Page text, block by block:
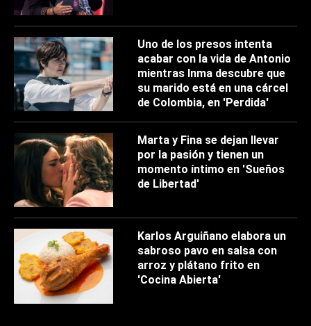
Uno de los presos intenta
acabar con la vida de Antonio
mientras Inma descubre que
su marido está en una cárcel
de Colombia, en 'Perdida'
Marta y Fina se dejan llevar
por la pasión y tienen un
momento íntimo en 'Sueños
de Libertad'
Karlos Arguiñano elabora un
sabroso pavo en salsa con
arroz y plátano frito en
'Cocina Abierta'